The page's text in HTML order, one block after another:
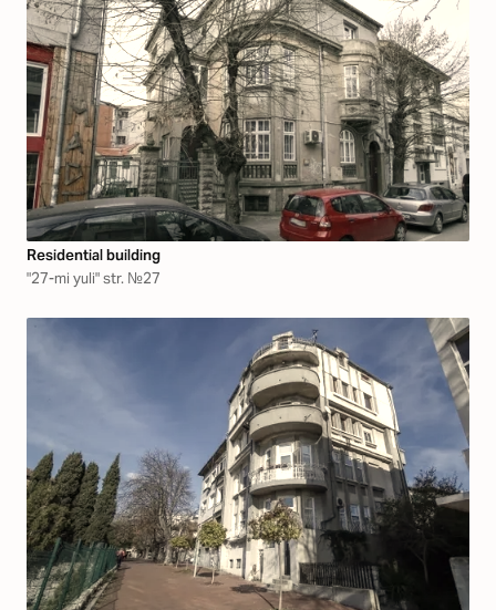
Residential building
"27-mi yuli" str. №27